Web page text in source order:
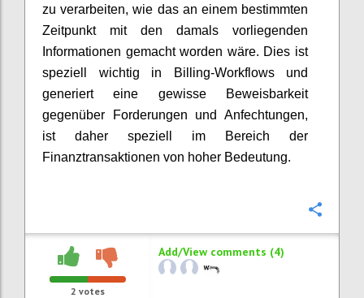
zu verarbeiten, wie das an einem bestimmten
Zeitpunkt mit den damals vorliegenden
Informationen gemacht worden wäre. Dies ist
speziell wichtig in Billing-Workflows und
generiert eine gewisse Beweisbarkeit
gegenüber Forderungen und Anfechtungen,
ist daher speziell im Bereich der
Finanztransaktionen von hoher Bedeutung.
2 votes
Add/View comments (4)